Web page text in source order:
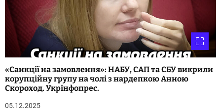
«Санкції на замовлення»: НАБУ, САП та СБУ викрили
корупційну групу на чолі з нардепкою Анною
Скороход. Укрінфопрес.
05.12.2025